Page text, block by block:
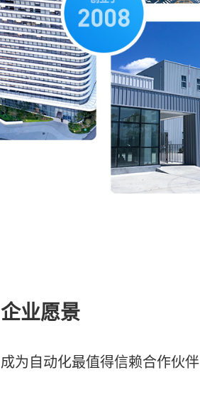
企业愿景
成为自动化最值得信赖合作伙伴